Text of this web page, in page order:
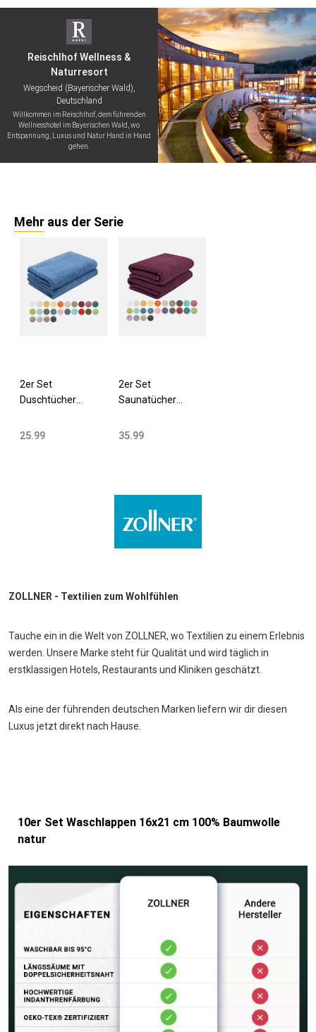
Reischlhof Wellness &
Naturresort
Wegscheid (Bayerischer Wald),
Deutschland
Willkommen im Reischlhof, dem führenden
Wellnesshotel im Bayerischen Wald, wo
Entspannung, Luxus und Natur Hand in Hand
gehen.
Mehr aus der Serie
2er Set
Duschtücher
Baumwolle 420
25.99
2er Set
Saunatücher
Baumwolle 420
35.99
ZOLLNER - Textilien zum Wohlfühlen
Tauche ein in die Welt von ZOLLNER, wo Textilien zu einem Erlebnis
werden. Unsere Marke steht für Qualität und wird täglich in
erstklassigen Hotels, Restaurants und Kliniken geschätzt.
Als eine der führenden deutschen Marken liefern wir dir diesen
Luxus jetzt direkt nach Hause.
10er Set Waschlappen 16x21 cm 100% Baumwolle
natur